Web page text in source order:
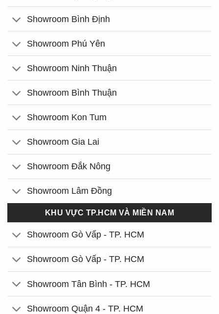
Showroom Bình Định
Showroom Phú Yên
Showroom Ninh Thuận
Showroom Bình Thuận
Showroom Kon Tum
Showroom Gia Lai
Showroom Đắk Nông
Showroom Lâm Đồng
KHU VỰC TP.HCM VÀ MIỀN NAM
Showroom Gò Vấp - TP. HCM
Showroom Gò Vấp - TP. HCM
Showroom Tân Bình - TP. HCM
Showroom Quận 4 - TP. HCM